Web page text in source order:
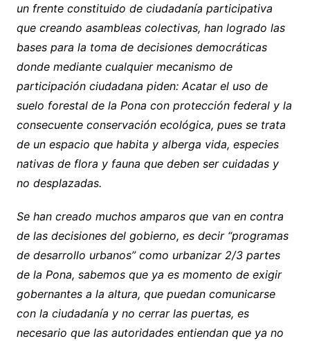
un frente constituido de ciudadanía participativa
que creando asambleas colectivas, han logrado las
bases para la toma de decisiones democráticas
donde mediante cualquier mecanismo de
participación ciudadana piden: Acatar el uso de
suelo forestal de la Pona con protección federal y la
consecuente conservación ecológica, pues se trata
de un espacio que habita y alberga vida, especies
nativas de flora y fauna que deben ser cuidadas y
no desplazadas.
Se han creado muchos amparos que van en contra
de las decisiones del gobierno, es decir “programas
de desarrollo urbanos” como urbanizar 2/3 partes
de la Pona, sabemos que ya es momento de exigir
gobernantes a la altura, que puedan comunicarse
con la ciudadanía y no cerrar las puertas, es
necesario que las autoridades entiendan que ya no